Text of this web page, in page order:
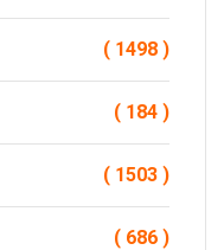
( 1498 )
( 184 )
( 1503 )
( 686 )